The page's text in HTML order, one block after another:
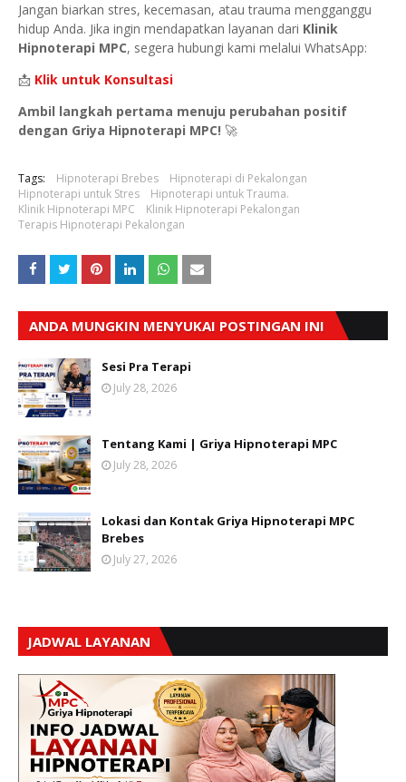
Jangan biarkan stres, kecemasan, atau trauma mengganggu
hidup Anda. Jika ingin mendapatkan layanan dari Klinik
Hipnoterapi MPC, segera hubungi kami melalui WhatsApp:
📩 Klik untuk Konsultasi
Ambil langkah pertama menuju perubahan positif
dengan Griya Hipnoterapi MPC! 🚀
Tags: Hipnoterapi Brebes
Hipnoterapi di Pekalongan
Hipnoterapi untuk Stres
Hipnoterapi untuk Trauma.
Klinik Hipnoterapi MPC
Klinik Hipnoterapi Pekalongan
Terapis Hipnoterapi Pekalongan
ANDA MUNGKIN MENYUKAI POSTINGAN INI
Sesi Pra Terapi
July 28, 2026
Tentang Kami | Griya Hipnoterapi MPC
July 28, 2026
Lokasi dan Kontak Griya Hipnoterapi MPC
Brebes
July 27, 2026
JADWAL LAYANAN